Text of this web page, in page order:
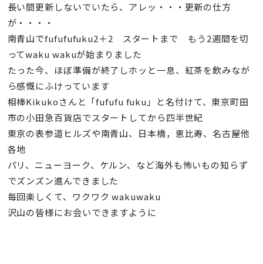
長い間更新しないでいたら、アレッ・・・更新の仕方
が・・・・
南青山でfufufufuku2＋2 スタートまで もう2週間を切
ってwaku wakuが始まりました
たった今、ほぼ準備が終了しホッと一息、紅茶を飲みなが
ら感慨にふけっています
相棒Kikukoさんと「fufufu fuku」と名付けて、東京町田
市の小田急百貨店でスタートしてから四半世紀
東京の表参道ヒルズや南青山、日本橋，恵比寿、名古屋他
各地
パリ、ニューヨーク、ケルン、など海外も怖いもの知らず
でズンズン進んできました
毎回楽しくて、ワクワク wakuwaku
沢山の皆様にお会いできますように